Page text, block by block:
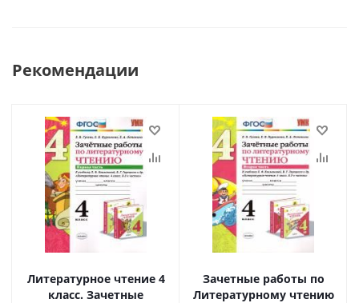
Рекомендации
Литературное чтение 4
класс. Зачетные
Зачетные работы по
Литературному чтению